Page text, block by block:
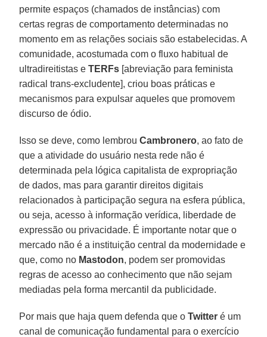
permite espaços (chamados de instâncias) com
certas regras de comportamento determinadas no
momento em as relações sociais são estabelecidas. A
comunidade, acostumada com o fluxo habitual de
ultradireitistas eTERFs [abreviação para feminista
radical trans-excludente], criou boas práticas e
mecanismos para expulsar aqueles que promovem
discurso de ódio.
Isso se deve, como lembrouCambronero, ao fato de
que a atividade do usuário nesta rede não é
determinada pela lógica capitalista de expropriação
de dados, mas para garantir direitos digitais
relacionados à participação segura na esfera pública,
ou seja, acesso à informação verídica, liberdade de
expressão ou privacidade. É importante notar que o
mercado não é a instituição central da modernidade e
que, como no Mastodon, podem ser promovidas
regras de acesso ao conhecimento que não sejam
mediadas pela forma mercantil da publicidade.
Por mais que haja quem defenda que oTwitter é um
canal de comunicação fundamental para o exercício